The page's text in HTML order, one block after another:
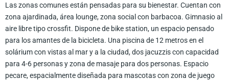
Las zonas comunes están pensadas para su bienestar. Cuentan con
zona ajardinada, área lounge, zona social con barbacoa. Gimnasio al
aire libre tipo crossfit. Dispone de bike station, un espacio pensado
para los amantes de la bicicleta. Una piscina de 12 metros en el
solárium con vistas al mar y a la ciudad, dos jacuzzis con capacidad
para 4-6 personas y zona de masaje para dos personas. Espacio
pecare, espacialmente diseñada para mascotas con zona de juego